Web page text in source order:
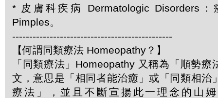
* 皮膚科疾病 Dermatologic Disorders
Pimples。
-----------------------------------------------
【何謂同類療法 Homeopathy？】
「同類療法」Homeopathy 又稱為「順勢療
文，意思是「相同者能治癒」或「同類相治
療法」，並且不斷宣揚此一理念的山